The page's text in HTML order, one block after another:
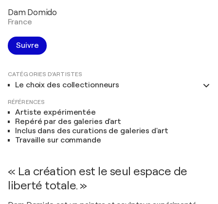
Dam Domido
France
Suivre
CATÉGORIES D'ARTISTES
Le choix des collectionneurs
RÉFÉRENCES
Artiste expérimentée
Repéré par des galeries d'art
Inclus dans des curations de galeries d'art
Travaille sur commande
« La création est le seul espace de
liberté totale. »